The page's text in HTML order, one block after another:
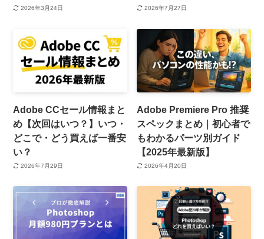
2026年3月24日 2026年7月27日
Adobe CCセール情報まと
め【次回はいつ？】いつ・
どこで・どう買えば一番安
い？
2026年7月29日
Adobe Premiere Pro 推奨
スペックまとめ｜初心者で
もわかるパーツ別ガイド
【2025年最新版】
2026年4月20日